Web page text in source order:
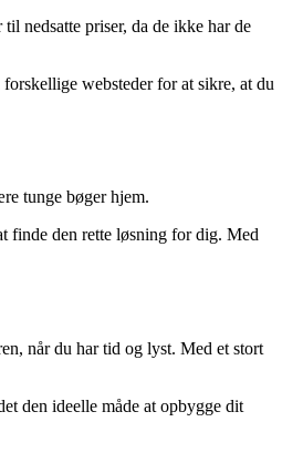
nedsatte priser, da de ikke har de
websteder for at sikre, at du
tunge bøger hjem.
finde den rette løsning for dig. Med
når du har tid og lyst. Med et stort
den ideelle måde at opbygge dit